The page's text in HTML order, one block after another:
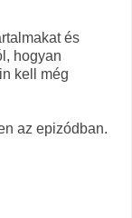
és
hogyan
kell még
az epizódban.